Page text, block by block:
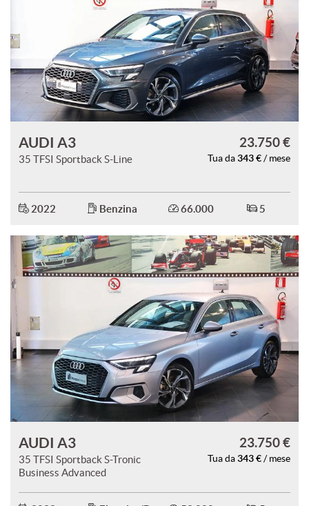
AUDI A3
35 TFSI Sportback S-Line
23.750 €
Tua da 343 € / mese
2022 Benzina 66.000 5
AUDI A3
35 TFSI Sportback S-Tronic
Business Advanced
23.750 €
Tua da 343 € / mese